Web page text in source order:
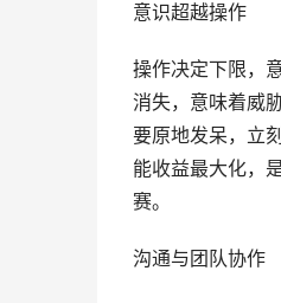
意识超越操作
操作决定下限，
消失，意味着威
要原地发呆，立
能收益最大化，
赛。
沟通与团队协作